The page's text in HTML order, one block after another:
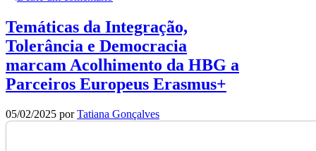
Temáticas da Integração,
Tolerância e Democracia
marcam Acolhimento da HBG a
Parceiros Europeus Erasmus+
05/02/2025 porTatiana Gonçalves